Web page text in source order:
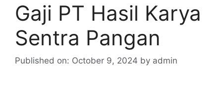
Gaji PT Hasil Karya
Sentra Pangan
Published on: October 9, 2024 by admin